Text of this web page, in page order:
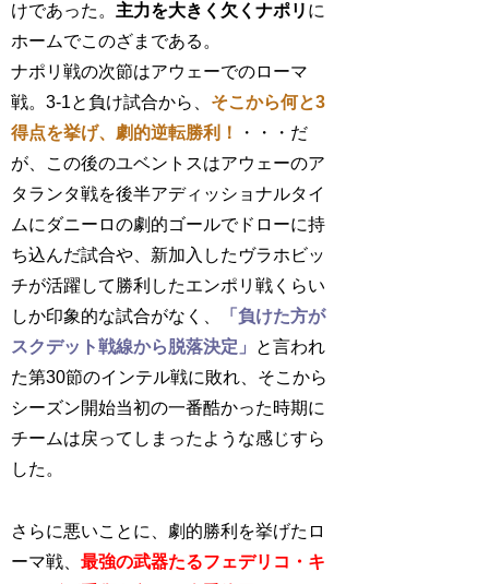
けであった。 主力を大きく欠くナポリ に
ホームでこのざまである。
ナポリ戦の次節はアウェーでのローマ
戦。3-1と負け試合から、 そこから何と3
得点を挙げ、劇的逆転勝利！
・・・だ
が、この後のユベントスはアウェーのア
タランタ戦を後半アディッショナルタイ
ムにダニーロの劇的ゴールでドローに持
ち込んだ試合や、新加入したヴラホビッ
チが活躍して勝利したエンポリ戦くらい
しか印象的な試合がなく、
「負けた方が
スクデット戦線から脱落決定」
と言われ
た第30節のインテル戦に敗れ、そこから
シーズン開始当初の一番酷かった時期に
チームは戻ってしまったような感じすら
した。
さらに悪いことに、劇的勝利を挙げたロ
ーマ戦、最強の武器たるフェデリコ・キ